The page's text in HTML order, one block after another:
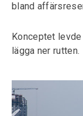
bland
Konceptet
lägga ner rutten.